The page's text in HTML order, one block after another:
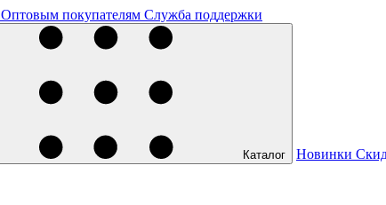
Оптовым покупателям Служба поддержки
Каталог Новинки